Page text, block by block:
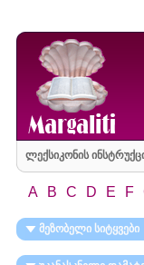
ლექსიკონის
A B C D E F
მეზობელი სიტყვები